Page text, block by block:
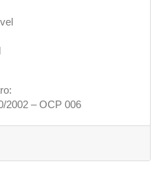
2002 – OCP 006